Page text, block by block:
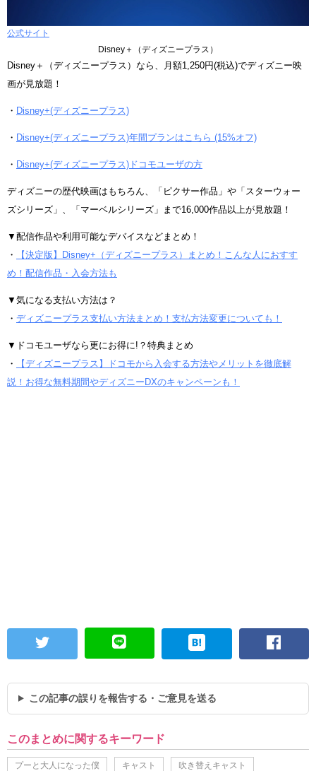
公式サイト
Disney＋（ディズニープラス）
Disney＋（ディズニープラス）なら、月額1,250円(税込)でディズニー映
画が見放題！
・ Disney+(ディズニープラス)
・ Disney+(ディズニープラス)年間プランはこちら (15%オフ)
・ Disney+(ディズニープラス)ドコモユーザの方
ディズニーの歴代映画はもちろん、「ピクサー作品」や「スターウォー
ズシリーズ」、「マーベルシリーズ」まで16,000作品以上が見放題！
▼配信作品や利用可能なデバイスなどまとめ！
・
【決定版】Disney+（ディズニープラス）まとめ！こんな人におすす
め！配信作品・入会方法も
▼気になる支払い方法は？
・ ディズニープラス支払い方法まとめ！支払方法変更についても！
▼ドコモユーザなら更にお得に!？特典まとめ
・
【ディズニープラス】ドコモから入会する方法やメリットを徹底解
説！お得な無料期間やディズニーDXのキャンペーンも！
この記事の誤りを報告する・ご意見を送る
このまとめに関するキーワード
プーと大人になった僕 キャスト 吹き替えキャスト